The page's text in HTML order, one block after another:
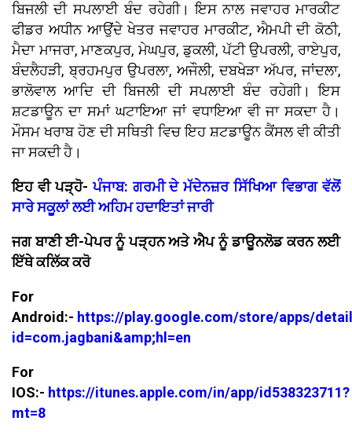
ਬਿਜਲੀ ਦੀ ਸਪਲਾਈ ਬੰਦ ਰਹੇਗੀ। ਇਸ ਨਾਲ ਜਵਾਹਰ ਮਾਰਕੀਟ
ਫੀਡਰ ਅਧੀਨ ਆਉਂਦੇ ਖੇਤਰ ਜਵਾਹਰ ਮਾਰਕੀਟ, ਐਮਪੀ ਦੀ ਕੋਠੀ,
ਮੈਦਾ ਮਾਜਰਾ, ਮਾਣਕਪੁਰ, ਮੇਘਪੁਰ, ਡੁਕਲੀ, ਪੱਟੀ ਉਪਰਲੀ, ਰਾਏਪੁਰ,
ਬੰਦਲੈਹੜੀ, ਬ੍ਰਹਮਪੁਰ ਉਪਰਲਾ, ਅਜੌਲੀ, ਦਬਖੇੜਾ ਅੱਪਰ, ਜਾਂਦਲਾ,
ਭਾਲੋਵਾਲ ਆਦਿ ਦੀ ਬਿਜਲੀ ਦੀ ਸਪਲਾਈ ਬੰਦ ਰਹੇਗੀ। ਇਸ
ਸ਼ਟਡਾਊਨ ਦਾ ਸਮਾਂ ਘਟਾਇਆ ਜਾਂ ਵਧਾਇਆ ਵੀ ਜਾ ਸਕਦਾ ਹੈ।
ਮੌਸਮ ਖਰਾਬ ਹੋਣ ਦੀ ਸਥਿਤੀ ਵਿਚ ਇਹ ਸ਼ਟਡਾਊਨ ਕੈਂਸਲ ਵੀ ਕੀਤੀ
ਜਾ ਸਕਦੀ ਹੈ।
ਇਹ ਵੀ ਪੜ੍ਹੋ-ਪੰਜਾਬ: ਗਰਮੀ ਦੇ ਮੱਦੇਨਜ਼ਰ ਸਿੱਖਿਆ ਵਿਭਾਗ ਵੱਲੋਂ
ਸਾਰੇ ਸਕੂਲਾਂ ਲਈ ਅਹਿਮ ਹਦਾਇਤਾਂ ਜਾਰੀ
ਜਗ ਬਾਣੀ ਈ-ਪੇਪਰ ਨੂੰ ਪੜ੍ਹਨ ਅਤੇ ਐਪ ਨੂੰ ਡਾਊਨਲੋਡ ਕਰਨ ਲਈ
ਇੱਥੇ ਕਲਿੱਕ ਕਰੋ
For
Android:- https://play.google.com/store/apps/
id=com.jagbani&amp;hl=en
For
IOS:- https://itunes.apple.com/in/app/id538323711?
mt=8